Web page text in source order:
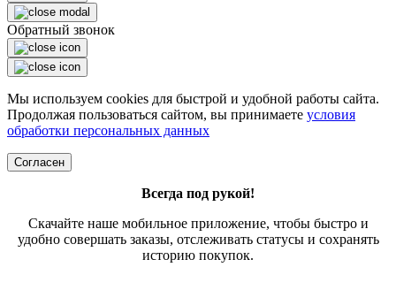
Обратный звонок
Мы используем cookies для быстрой и удобной работы сайта.
Продолжая пользоваться сайтом, вы принимаете условия
обработки персональных данных
Согласен
Всегда под рукой!
Скачайте наше мобильное приложение, чтобы быстро и
удобно совершать заказы, отслеживать статусы и сохранять
историю покупок.